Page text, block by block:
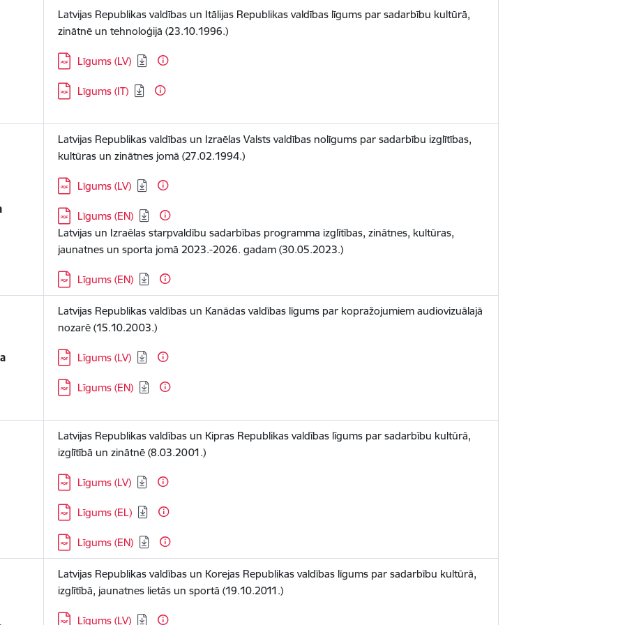
Latvijas Republikas valdības un Itālijas Republikas valdības līgums par sadarbību kultūrā,
zinātnē un tehnoloģijā (23.10.1996.)
Lejupielādēt:
Līgums (LV)
Lejupielādēt:
Līgums (IT)
Latvijas Republikas valdības un Izraēlas Valsts valdības nolīgums par sadarbību izglītības,
kultūras un zinātnes jomā (27.02.1994.)
Lejupielādēt:
Līgums (LV)
Lejupielādēt:
Līgums (EN)
Latvijas un Izraēlas starpvaldību sadarbības programma izglītības, zinātnes, kultūras,
jaunatnes un sporta jomā 2023.-2026. gadam (30.05.2023.)
Lejupielādēt:
Līgums (EN)
Latvijas Republikas valdības un Kanādas valdības līgums par kopražojumiem audiovizuālajā
nozarē (15.10.2003.)
Lejupielādēt:
Līgums (LV)
Lejupielādēt:
Līgums (EN)
Latvijas Republikas valdības un Kipras Republikas valdības līgums par sadarbību kultūrā,
izglītībā un zinātnē (8.03.2001.)
Lejupielādēt:
Līgums (LV)
Lejupielādēt:
Līgums (EL)
Lejupielādēt:
Līgums (EN)
Latvijas Republikas valdības un Korejas Republikas valdības līgums par sadarbību kultūrā,
izglītībā, jaunatnes lietās un sportā (19.10.2011.)
Lejupielādēt:
Līgums (LV)